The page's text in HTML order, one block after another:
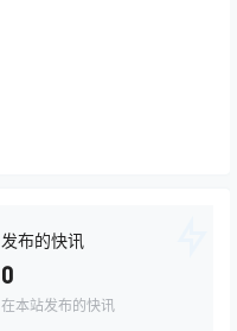
发布的快讯
0
在本站发布的快讯